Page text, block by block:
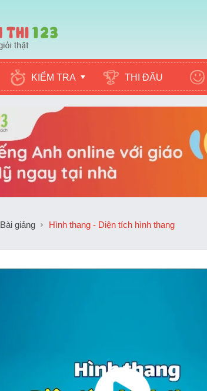
KIỂM TRA THI ĐẤU
Bài giảng Hình thang - Diện tích hình thang